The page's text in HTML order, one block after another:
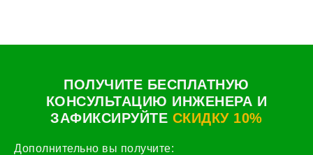
ПОЛУЧИТЕ БЕСПЛАТНУЮ
КОНСУЛЬТАЦИЮ ИНЖЕНЕРА И
ЗАФИКСИРУЙТЕ СКИДКУ 10%
Дополнительно вы получите: